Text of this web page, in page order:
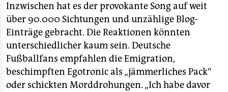
Inzwischen hat es der provokante Song auf weit
über 90.000 Sichtungen und unzählige Blog-
Einträge gebracht. Die Reaktionen könnten
unterschiedlicher kaum sein. Deutsche
Fußballfans empfahlen die Emigration,
beschimpften Egotronic als „jämmerliches Pack“
oder schickten Morddrohungen. „Ich habe davor